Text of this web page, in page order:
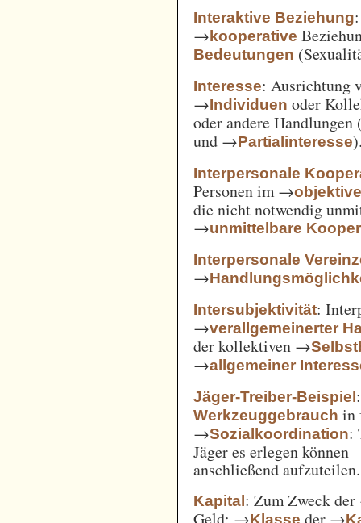
Interaktive Beziehung
→kooperative
Bedeutungen
Interesse: Ausrichtung
→Individuen oder
oder andere
und →Partialinteresse
Interpersonale
Personen im →
die nicht notwendig
→unmittelbare
Interpersonale
→
Intersubjektivität:
→verallgemeinerter
der kollektiven →
→allgemeiner
Jäger-Treiber-Beispiel
Werkzeuggebrauch in
→Sozialkoordination:
Jäger es erlegen
anschließend aufzuteilen.
Kapital: Zum Zweck
Geld; →Klasse der →